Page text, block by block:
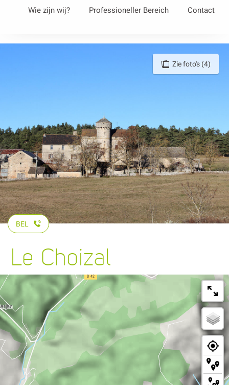
Wie zijn wij? Professioneller Bereich Contact
Zie foto's (4)
BEL
Le Choizal